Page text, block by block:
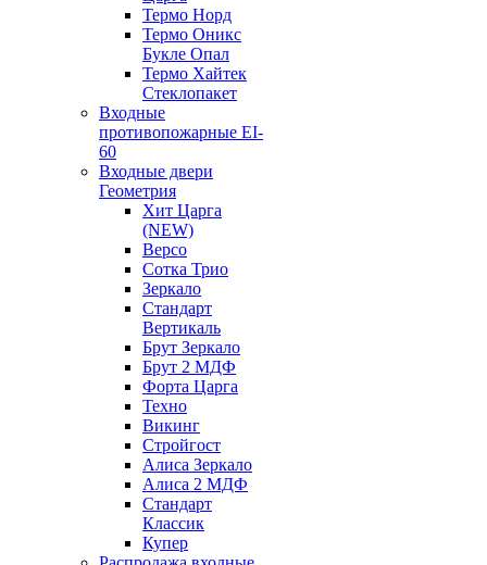
Термо Норд
Термо Оникс
Букле Опал
Термо Хайтек
Стеклопакет
Входные
противопожарные EI-
60
Входные двери
Геометрия
Хит Царга
(NEW)
Версо
Сотка Трио
Зеркало
Стандарт
Вертикаль
Брут Зеркало
Брут 2 МДФ
Форта Царга
Техно
Викинг
Стройгост
Алиса Зеркало
Алиса 2 МДФ
Стандарт
Классик
Купер